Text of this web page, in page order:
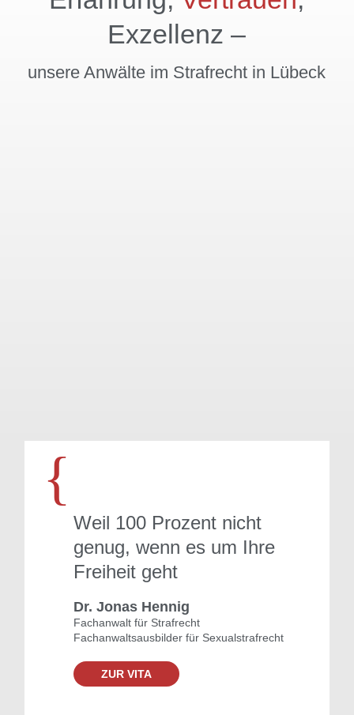
empfehlen, der
Fachanwalt für
Strafrecht sucht.
Dr. jur. Hennig.
Exzellenz –
unsere Anwälte im Strafrecht in Lübeck
{
Weil 100 Prozent nicht
genug, wenn es um Ihre
Freiheit geht
Dr. Jonas Hennig
Fachanwalt für Strafrecht
Fachanwaltsausbilder für Sexualstrafrecht
ZUR VITA